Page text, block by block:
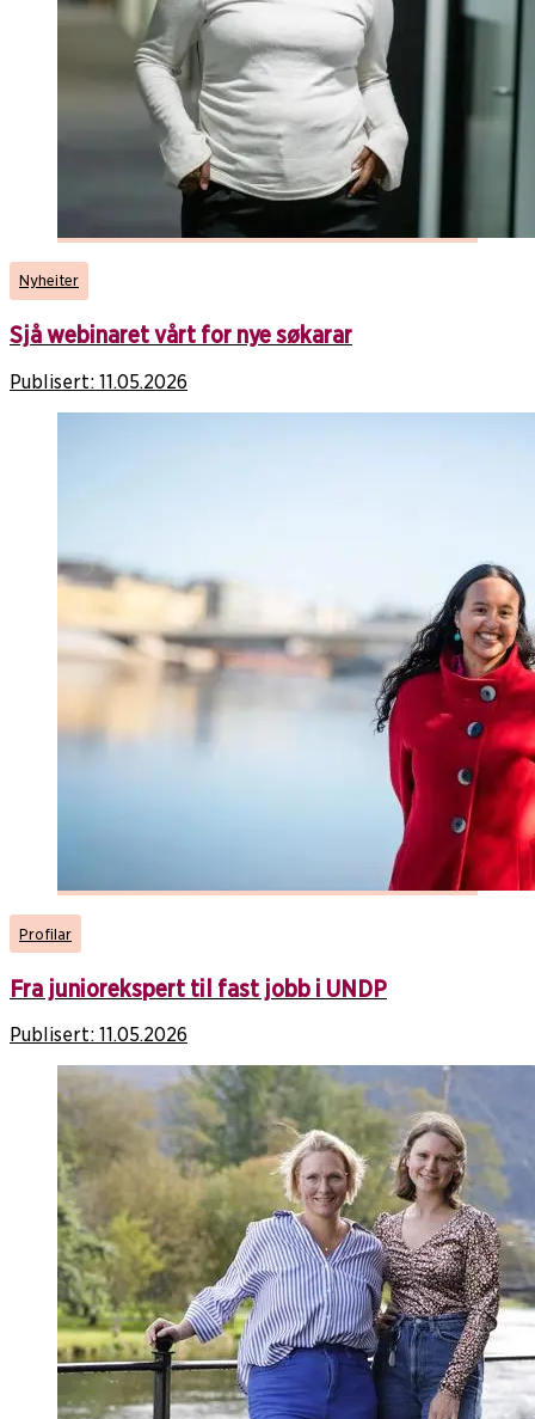
Nyheiter
Sjå webinaret vårt for nye søkarar
Publisert: 11.05.2026
Profilar
Fra juniorekspert til fast jobb i UNDP
Publisert: 11.05.2026